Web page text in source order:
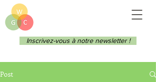
Inscrivez-vous à notre newsletter !
Post